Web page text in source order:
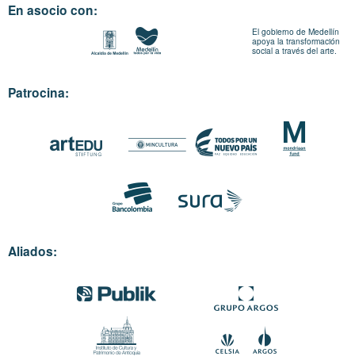
En asocio con:
El gobierno de Medellín
apoya la transformación
social a través del arte.
Patrocina:
Aliados: